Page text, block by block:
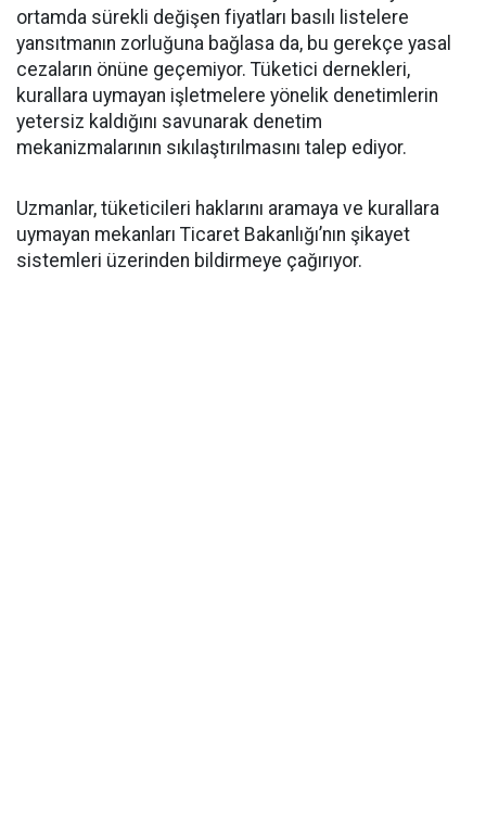
ortamda sürekli değişen fiyatları basılı listelere
yansıtmanın zorluğuna bağlasa da, bu gerekçe yasal
cezaların önüne geçemiyor. Tüketici dernekleri,
kurallara uymayan işletmelere yönelik denetimlerin
yetersiz kaldığını savunarak denetim
mekanizmalarının sıkılaştırılmasını talep ediyor.
Uzmanlar, tüketicileri haklarını aramaya ve kurallara
uymayan mekanları Ticaret Bakanlığı’nın şikayet
sistemleri üzerinden bildirmeye çağırıyor.